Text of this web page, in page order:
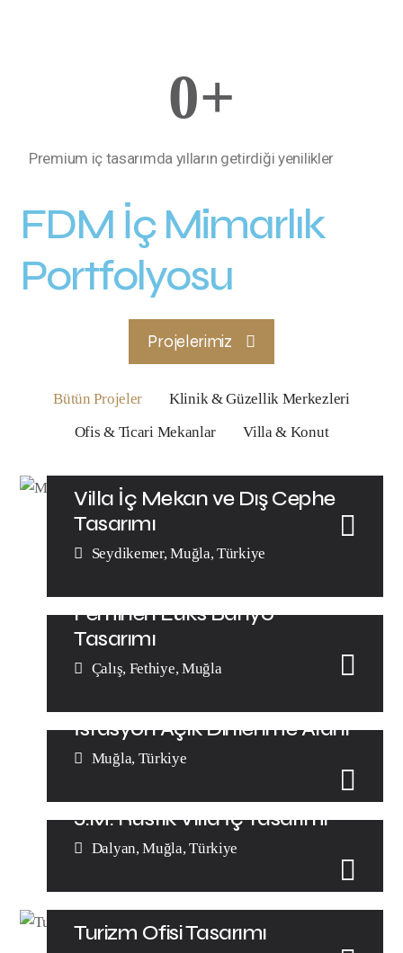
0+
Premium iç tasarımda yılların getirdiği yenilikler
FDM İç Mimarlık
Portfolyosu
Projelerimiz
Bütün Projeler
Klinik & Güzellik Merkezleri
Ofis & Ticari Mekanlar
Villa & Konut
Villa İç Mekan ve Dış Cephe
Tasarımı
Seydikemer, Muğla, Türkiye
Feminen Lüks Banyo
Tasarımı
Çalış, Fethiye, Muğla
İstasyon Açık Dinlenme Alanı
Muğla, Türkiye
J.M. Rustik Villa İç Tasarımı
Dalyan, Muğla, Türkiye
Turizm Ofisi Tasarımı